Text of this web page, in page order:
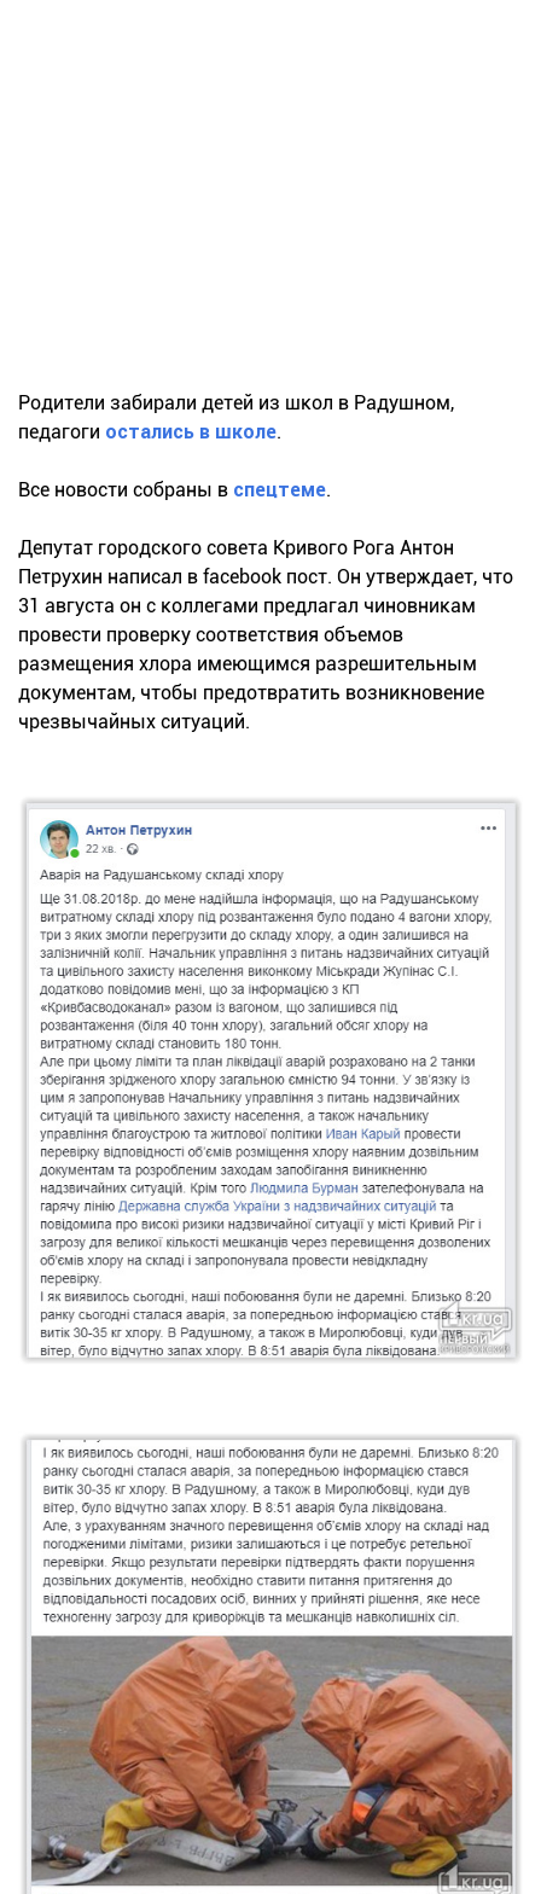
Родители забирали детей из школ в Радушном,
педагоги остались в школе.
Все новости собраны в спецтеме.
Депутат городского совета Кривого Рога Антон
Петрухин написал в facebook пост. Он утверждает, что
31 августа он с коллегами предлагал чиновникам
провести проверку соответствия объемов
размещения хлора имеющимся разрешительным
документам, чтобы предотвратить возникновение
чрезвычайных ситуаций.